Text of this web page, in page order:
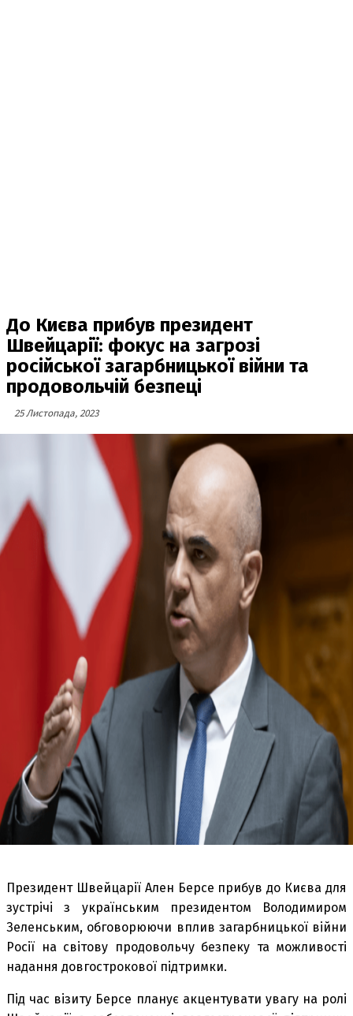
До Києва прибув президент
Швейцарії: фокус на загрозі
російської загарбницької війни та
продовольчій безпеці
25 Листопада, 2023
Президент Швейцарії Ален Берсе прибув до Києва для
зустрічі з українським президентом Володимиром
Зеленським, обговорюючи вплив загарбницької війни
Росії на світову продовольчу безпеку та можливості
надання довгострокової підтримки.
Під час візиту Берсе планує акцентувати увагу на ролі